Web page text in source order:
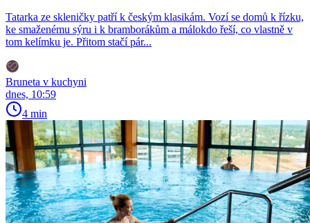
Tatarka ze skleničky patří k českým klasikám. Vozí se domů k řízku,
ke smaženému sýru i k bramborákům a málokdo řeší, co vlastně v
tom kelímku je. Přitom stačí pár...
Bruneta v kuchyni
dnes, 10:59
4 min